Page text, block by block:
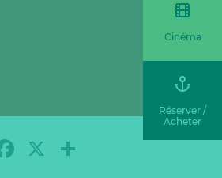
Facebook
X Partager
Cinéma
Réserver /
Acheter